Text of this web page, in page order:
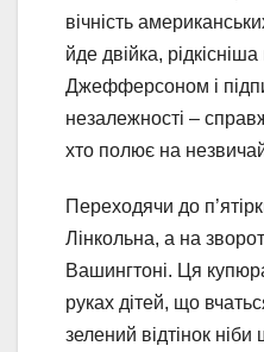
вічність
йде двійка,
Джефферсоном і
незалежності –
хто полює на
Переходячи до
Лінкольна, а на
Вашингтоні. Ця
руках дітей, що
зелений відтінок